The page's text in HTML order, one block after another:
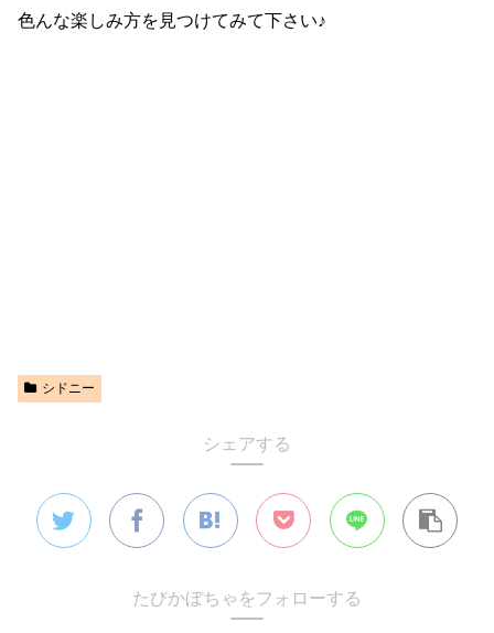
色んな楽しみ方を見つけてみて下さい♪
シドニー
シェアする
たびかぼちゃをフォローする